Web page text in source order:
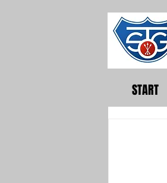
START